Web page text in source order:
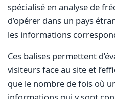
spécialisé en analyse de
d’opérer dans un pays
les informations
Ces balises permettent
visiteurs face au site et
que le nombre de fois où